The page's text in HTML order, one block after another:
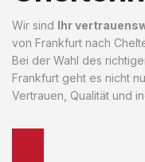
Wir sind Ihr
von Frankfurt nach
Bei der Wahl des
Frankfurt geht es nicht
Vertrauen, Qualität und